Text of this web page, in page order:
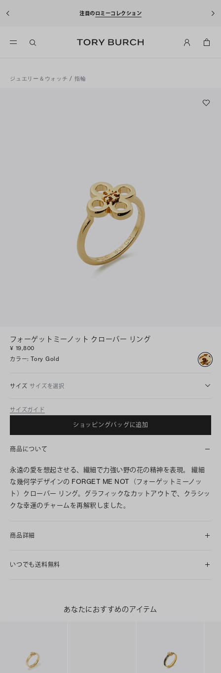
注目のロミーコレクション
ジュエリー＆ウォッチ / 指輪
フォーゲットミーノット クローバー リング
¥ 19,800
カラー: Tory Gold
サイズ サイズを選択
サイズガイド
ショッピングバッグに追加
商品について
永遠の愛を想起させる、繊細で力強い野の花の精神を表現。 繊細
な幾何学デザインの FORGET ME NOT（フォーゲットミーノッ
ト）クローバー リング。グラフィックなカットアウトで、クラシッ
クな幸運のチャームを再解釈しました。
商品詳細
いつでも送料無料
あなたにおすすめのアイテム